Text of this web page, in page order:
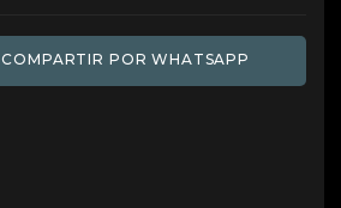
COMPARTIR POR WHATSAPP